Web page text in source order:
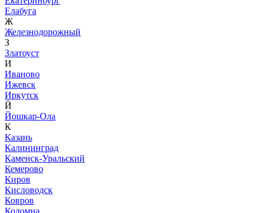
Елабуга
Ж
Железнодорожный
З
Златоуст
И
Иваново
Ижевск
Иркутск
Й
Йошкар-Ола
К
Казань
Калининград
Каменск-Уральский
Кемерово
Киров
Кисловодск
Ковров